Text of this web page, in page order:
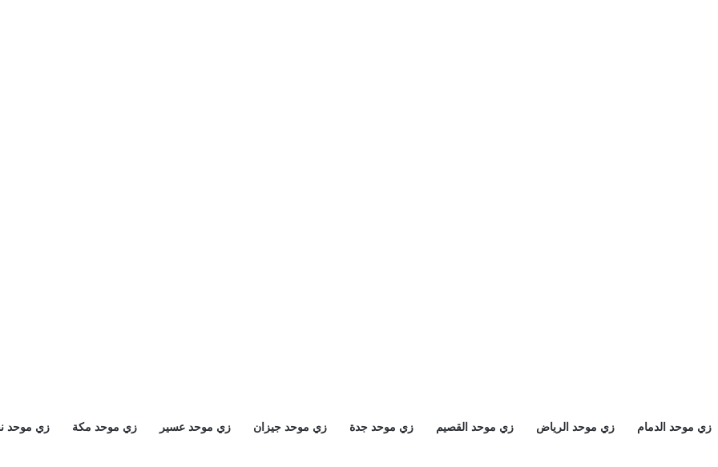
زي موحد الدمام زي موحد الرياض زي موحد القصيم زي موحد جدة زي موحد جيزان زي موحد عسير زي موحد مكة زي موحد